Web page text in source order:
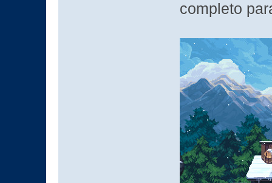
completo